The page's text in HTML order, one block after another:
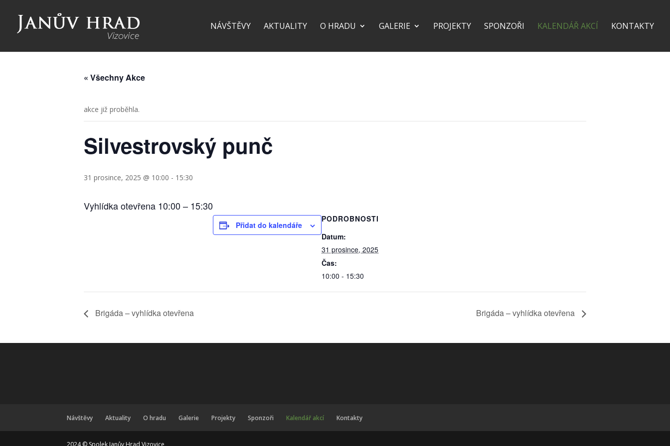
NÁVŠTĚVY AKTUALITY O HRADU GALERIE PROJEKTY SPONZOŘI KALENDÁŘ AKCÍ KONTAKTY
« Všechny Akce
akce již proběhla.
Silvestrovský punč
31 prosince, 2025 @ 10:00 - 15:30
Vyhlídka otevřena 10:00 – 15:30
Přidat do kalendáře
PODROBNOSTI
Datum:
31 prosince, 2025
Čas:
10:00 - 15:30
Brigáda – vyhlídka otevřena Brigáda – vyhlídka otevřena
Návštěvy Aktuality O hradu Galerie Projekty Sponzoři Kalendář akcí Kontakty